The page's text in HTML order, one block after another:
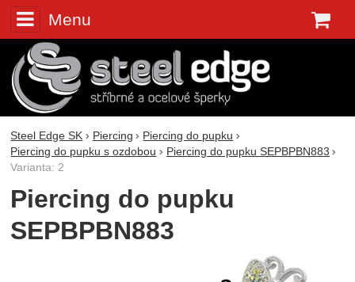
Menu
Steel Edge SK Piercing
Piercing do pupku
Piercing do pupku s ozdobou
Piercing do pupku SEPBPBN883
Varianta: 2
Piercing do pupku
SEPBPBN883